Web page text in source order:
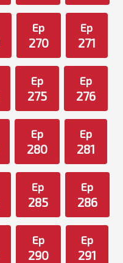
Ep
270
Ep
271
Ep
275
Ep
276
Ep
280
Ep
281
Ep
285
Ep
286
Ep
290
Ep
291